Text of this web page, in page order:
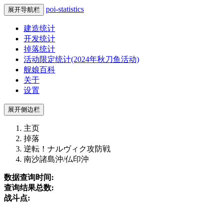
展开导航栏 poi-statistics
建造统计
开发统计
掉落统计
活动限定统计(2024年秋刀鱼活动)
舰娘百科
关于
设置
展开侧边栏
主页
掉落
逆転！ナルヴィク攻防戦
南沙諸島沖/仏印沖
数据查询时间:
查询结果总数:
战斗点: